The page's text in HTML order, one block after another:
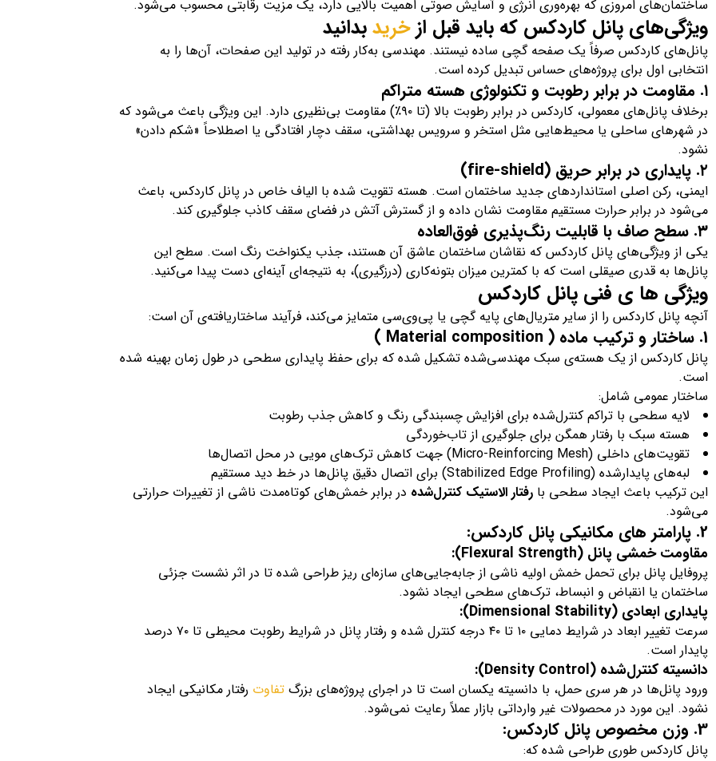
ساختمان‌های امروزی که بهره‌وری انرژی و آسایش صوتی اهمیت بالایی دارد، یک مزیت رقابتی محسوب می‌شود.
ویژگی‌های پانل کاردکس که باید قبل ازخریدبدانید
پانل‌های کاردکس صرفاً یک صفحه گچی ساده نیستند. مهندسی به‌کار رفته در تولید این صفحات، آن‌ها را به
انتخابی اول برای پروژه‌های حساس تبدیل کرده است.
۱. مقاومت در برابر رطوبت و تکنولوژی هسته متراکم
برخلاف پانل‌های معمولی، کاردکس در برابر رطوبت بالا (تا ۹۰٪) مقاومت بی‌نظیری دارد. این ویژگی باعث می‌شود که
در شهرهای ساحلی یا محیط‌هایی مثل استخر و سرویس بهداشتی، سقف دچار افتادگی یا اصطلاحاً «شکم دادن»
نشود.
۲. پایداری در برابر حریق (fire-shield)
ایمنی، رکن اصلی استانداردهای جدید ساختمان است. هسته تقویت شده با الیاف خاص در پانل کاردکس، باعث
می‌شود در برابر حرارت مستقیم مقاومت نشان داده و از گسترش آتش در فضای سقف کاذب جلوگیری کند.
۳. سطح صاف با قابلیت رنگ‌پذیری فوق‌العاده
یکی از ویژگی‌های پانل کاردکس که نقاشان ساختمان عاشق آن هستند، جذب یکنواخت رنگ است. سطح این
پانل‌ها به قدری صیقلی است که با کمترین میزان بتونه‌کاری (درزگیری)، به نتیجه‌ای آینه‌ای دست پیدا می‌کنید.
ویژگی ها ی فنی پانل کاردکس
آنچه پانل کاردکس را از سایر متریال‌های پایه گچی یا پی‌وی‌سی متمایز می‌کند، فرآیند ساختاریافته‌ی آن است:
1. ساختار و ترکیب ماده ( Material composition )
پانل کاردکس از یک هسته‌ی سبک مهندسی‌شده تشکیل شده که برای حفظ پایداری سطحی در طول زمان بهینه شده
است.
ساختار عمومی شامل:
لایه سطحی با تراکم کنترل‌شده برای افزایش چسبندگی رنگ و کاهش جذب رطوبت
هسته سبک با رفتار همگن برای جلوگیری از تاب‌خوردگی
تقویت‌های داخلی (Micro-Reinforcing Mesh) جهت کاهش ترک‌های مویی در محل اتصال‌ها
لبه‌های پایدارشده (Stabilized Edge Profiling) برای اتصال دقیق پانل‌ها در خط دید مستقیم
این ترکیب باعث ایجاد سطحی با رفتار الاستیک کنترل‌شده در برابر خمش‌های کوتاه‌مدت ناشی از تغییرات حرارتی
می‌شود.
2. پارامتر های مکانیکی پانل کاردکس:
مقاومت خمشی پانل (Flexural Strength):
پروفایل پانل برای تحمل خمش اولیه ناشی از جابه‌جایی‌های سازه‌ای ریز طراحی شده تا در اثر نشست جزئی
ساختمان یا انقباض و انبساط، ترک‌های سطحی ایجاد نشود.
پایداری ابعادی (Dimensional Stability):
سرعت تغییر ابعاد در شرایط دمایی ۱۰ تا ۴۰ درجه کنترل شده و رفتار پانل در شرایط رطوبت محیطی تا ۷۰ درصد
پایدار است.
دانسیته کنترل‌شده (Density Control):
ورود پانل‌ها در هر سری حمل، با دانسیته یکسان است تا در اجرای پروژه‌های بزرگ تفاوت رفتار مکانیکی ایجاد
نشود. این مورد در محصولات غیر وارداتی بازار عملاً رعایت نمی‌شود.
3. وزن مخصوص پانل کاردکس:
پانل کاردکس طوری طراحی شده که: